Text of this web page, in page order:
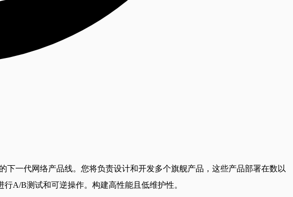
下一代网络产品线。您将负责设计和开发多个旗舰产品，这些产品部署在数以
A/B测试和可逆操作。构建高性能且低维护性。